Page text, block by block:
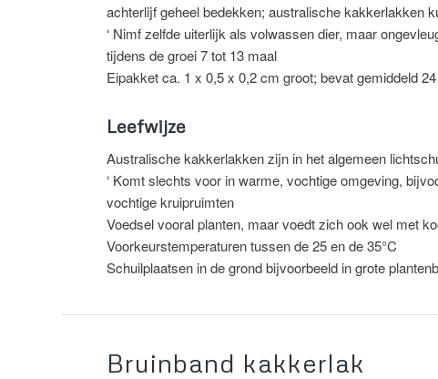
achterlijf geheel bedekken; australische kakkerlakken
‘ Nimf zelfde uiterlijk als volwassen dier, maar
tijdens de groei 7 tot 13 maal
Eipakket ca. 1 x 0,5 x 0,2 cm groot; bevat gemiddeld
Leefwijze
Australische kakkerlakken zijn in het algemeen
‘ Komt slechts voor in warme, vochtige omgeving,
vochtige kruipruimten
Voedsel vooral planten, maar voedt zich ook wel met
Voorkeurstemperaturen tussen de 25 en de 35°C
Schuilplaatsen in de grond bijvoorbeeld in grote
Bruinband kakkerlak